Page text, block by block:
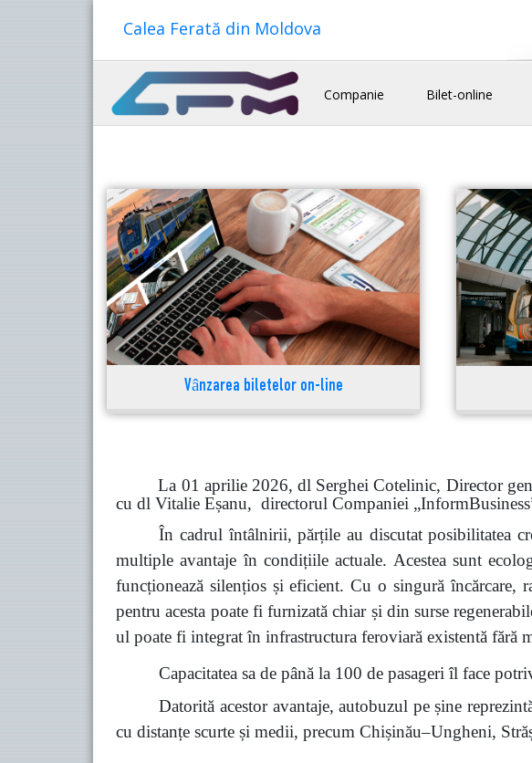
Calea Ferată din Moldova
Companie Bilet-online
Vânzarea biletelor on-line
La 01 aprilie 2026, dl Serghei Cotelinic, Director
cu dl Vitalie Eșanu, directorul Companiei „InformB
În cadrul întâlnirii, părțile au discutat posibilitatea
multiple avantaje în condițiile actuale. Acestea sunt
funcționează silențios și eficient. Cu o singură
pentru acesta poate fi furnizată chiar și din surse
ul poate fi integrat în infrastructura feroviară existentă fără
Capacitatea sa de până la 100 de pasageri îl face
Datorită acestor avantaje, autobuzul pe șine
cu distanțe scurte și medii, precum Chișinău–Ungheni,